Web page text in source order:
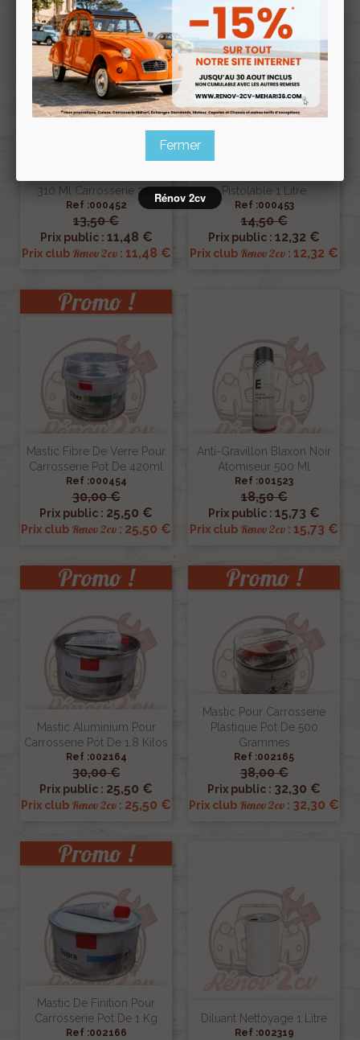
310 Ml Carrosserie 2cv
Ref :000452
13,50 €
Prix public : 11,48 €
Prix club Renov 2cv: 11,48 €
Pistolable 1 Litre
Ref :000453
14,50 €
Prix public : 12,32 €
Prix club Renov 2cv : 12,32 €
Mastic Fibre De Verre Pour
Carrosserie Pot De 420ml
Ref :000454
30,00 €
Prix public : 25,50 €
Prix club Renov 2cv : 25,50 €
Promo !
Anti-Gravillon Blaxon Noir
Atomiseur 500 Ml
Ref :001523
18,50 €
Prix public : 15,73 €
Prix club Renov 2cv : 15,73 €
Mastic Aluminium Pour
Carrosserie Pot De 1.8 Kilos
Ref :002164
30,00 €
Prix public : 25,50 €
Prix club Renov 2cv : 25,50 €
Promo !
Mastic Pour Carrosserie
Plastique Pot De 500
Grammes
Ref :002165
38,00 €
Prix public : 32,30 €
Prix club Renov 2cv : 32,30 €
Promo !
Mastic De Finition Pour
Carrosserie Pot De 1 Kg
Ref :002166
Promo !
Diluant Nettoyage 1 Litre
Ref :002319
Fermer
Rénov 2cv